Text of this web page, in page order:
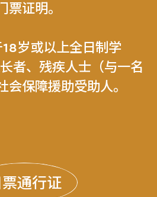
票证明。
岁或以上全日制学
者、残疾人士（与一名
会保障援助受助人。
票通行证